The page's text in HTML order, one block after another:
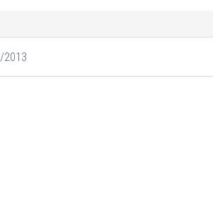
2013